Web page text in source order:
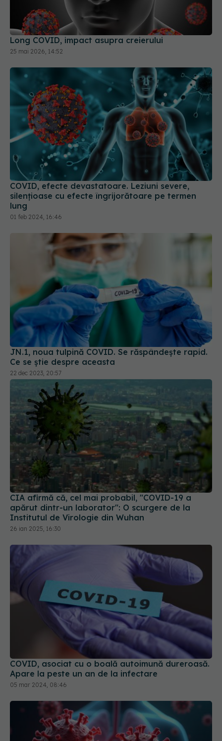
Long COVID, impact asupra creierului
25 mai 2026, 14:52
COVID, efecte devastatoare. Leziuni severe,
silențioase cu efecte îngrijorătoare pe termen
lung
01 feb 2024, 16:46
JN.1, noua tulpină COVID. Se răspândește rapid.
Ce se știe despre aceasta
22 dec 2023, 20:57
CIA afirmă că, cel mai probabil, "COVID-19 a
apărut dintr-un laborator": O scurgere de la
Institutul de Virologie din Wuhan
26 ian 2025, 16:30
COVID, asociat cu o boală autoimună dureroasă.
Apare la peste un an de la infectare
05 mar 2024, 08:46